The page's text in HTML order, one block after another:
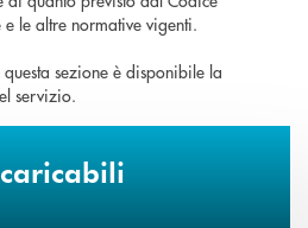
le altre normative vigenti.
sezione è disponibile la
servizio.